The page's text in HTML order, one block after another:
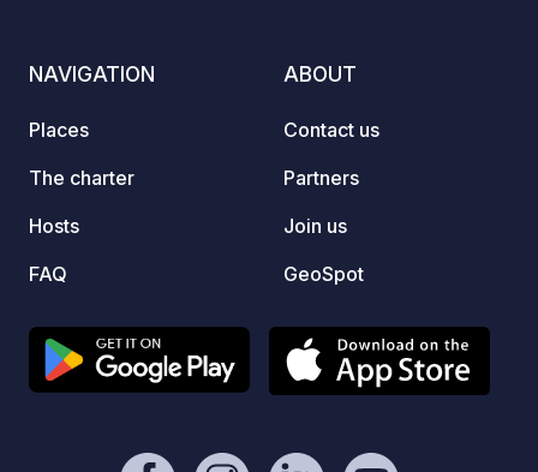
NAVIGATION
Places
The charter
Hosts
FAQ
ABOUT
Contact us
Partners
Join us
GeoSpot